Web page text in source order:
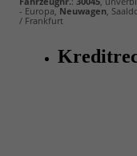
- Europa,Neuwagen,
/ Frankfurt